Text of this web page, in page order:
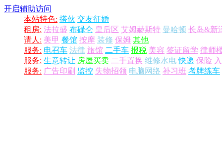
开启辅助访问
本站特色: 搭伙 交友征婚
租房: 法拉盛 布碌仑 皇后区 艾姆赫斯特 曼哈顿 长岛&新
请人: 美甲 餐馆 按摩 装修 保姆 其他
服务: 电召车 法律 旅馆 二手车 报税 美容 签证留学 律师
服务: 生意转让 房屋买卖 二手置换 维修水电 快递 保险
服务: 广告印刷 监控 失物招领 电脑网络 补习班 考牌练车